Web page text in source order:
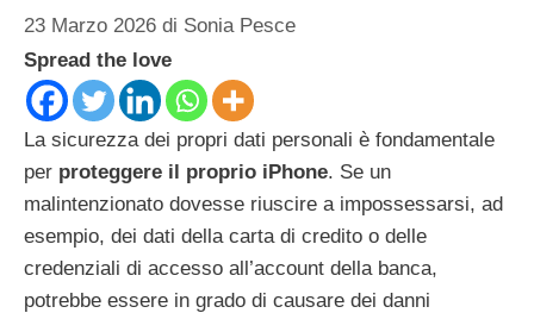
23 Marzo 2026 di Sonia Pesce
Spread the love
La sicurezza dei propri dati personali è fondamentale
per proteggere il proprio iPhone. Se un
malintenzionato dovesse riuscire a impossessarsi, ad
esempio, dei dati della carta di credito o delle
credenziali di accesso all’account della banca,
potrebbe essere in grado di causare dei danni